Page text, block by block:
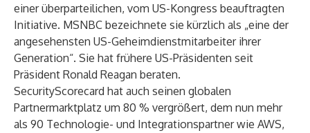
einer überparteilichen, vom US-Kongress beauftragten
Initiative. MSNBC bezeichnete sie kürzlich als „eine der
angesehensten US-Geheimdienstmitarbeiter ihrer
Generation“. Sie hat frühere US-Präsidenten seit
Präsident Ronald Reagan beraten.
SecurityScorecard hat auch seinen globalen
Partnermarktplatz um 80 % vergrößert, dem nun mehr
als 90 Technologie- und Integrationspartner wie AWS,